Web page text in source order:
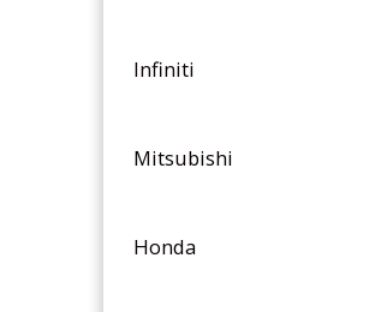
Infiniti
Mitsubishi
Honda